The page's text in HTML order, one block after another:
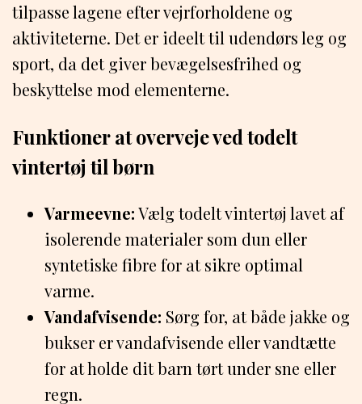
tilpasse lagene efter vejrforholdene og
aktiviteterne. Det er ideelt til udendørs leg og
sport, da det giver bevægelsesfrihed og
beskyttelse mod elementerne.
Funktioner at overveje ved todelt
vintertøj til børn
Varmeevne:Vælg todelt vintertøj lavet af
isolerende materialer som dun eller
syntetiske fibre for at sikre optimal
varme.
Vandafvisende: Sørg for, at både jakke og
bukser er vandafvisende eller vandtætte
for at holde dit barn tørt under sne eller
regn.